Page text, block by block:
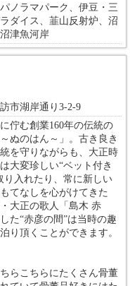
ノラマパーク、伊豆・三
ダイス、韮山反射炉、沼
津魚河岸
市湖岸通り3-2-9
佇む創業160年の伝統の
ぬのはん～」。古き良き
を守りながらも、大正時
大変珍しい“ベット付き
り入れたり、常に新しい
てなしを心がけてきた
大正の歌人「島木 赤
た“赤彦の間”は当時の趣
り頂くことができます。
らこちらにたくさん骨董